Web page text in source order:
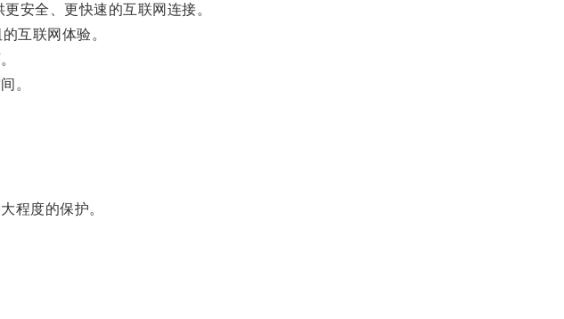
安全、更快速的互联网连接。
互联网体验。
。
程度的保护。